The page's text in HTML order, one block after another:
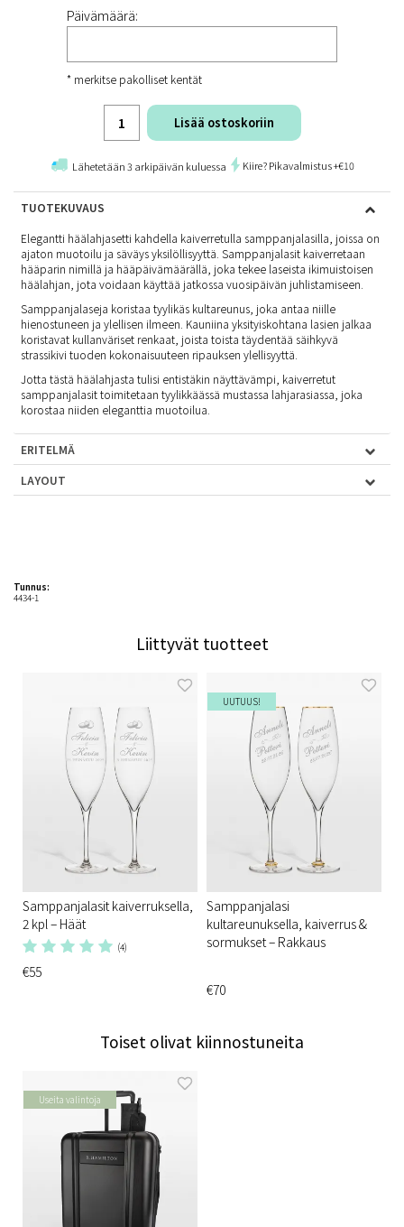
Päivämäärä:
* merkitse pakolliset kentät
Lisää ostoskoriin
Lähetetään 3 arkipäivän kuluessa Kiire? Pikavalmistus +€10
TUOTEKUVAUS
Elegantti häälahjasetti kahdella kaiverretulla samppanjalasilla, joissa on
ajaton muotoilu ja säväys yksilöllisyyttä. Samppanjalasit kaiverretaan
hääparin nimillä ja hääpäivämäärällä, joka tekee laseista ikimuistoisen
häälahjan, jota voidaan käyttää jatkossa vuosipäivän juhlistamiseen.
Samppanjalaseja koristaa tyylikäs kultareunus, joka antaa niille
hienostuneen ja ylellisen ilmeen. Kauniina yksityiskohtana lasien jalkaa
koristavat kullanväriset renkaat, joista toista täydentää säihkyvä
strassikivi tuoden kokonaisuuteen ripauksen ylellisyyttä.
Jotta tästä häälahjasta tulisi entistäkin näyttävämpi, kaiverretut
samppanjalasit toimitetaan tyylikkäässä mustassa lahjarasiassa, joka
korostaa niiden eleganttia muotoilua.
ERITELMÄ
LAYOUT
Tunnus:
4434-1
Liittyvät tuotteet
Samppanjalasit kaiverruksella,
2 kpl – Häät
(4)
€55
UUTUUS!
Samppanjalasi
kultareunuksella, kaiverrus &
sormukset – Rakkaus
€70
Toiset olivat kiinnostuneita
Useita valintoja